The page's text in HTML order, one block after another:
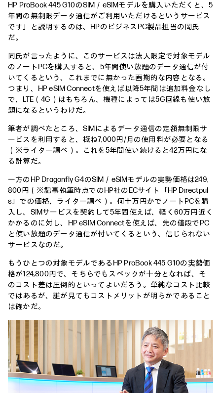
HP ProBook 445 G10のSIM／eSIMモデルを購入いただくと、5
年間の無制限データ通信がご利用いただけるというサービス
です」と説明するのは、HPのビジネスPC製品担当の岡氏
だ。
同氏が言ったように、このサービスは法人限定で対象モデル
のノートPCを購入すると、5年間使い放題のデータ通信が付
いてくるという、これまでに無かった画期的な内容となる。
つまり、HP eSIM Connectを使えば以降5年間は追加料金なし
で、LTE（4G）はもちろん、機種によっては5G回線も使い放
題になるというわけだ。
筆者が調べたところ、SIMによるデータ通信の定額無制限サ
ービスを利用すると、概ね7,000円/月の使用料が必要となる
（※ライター調べ）。これを5年間使い続けると42万円にな
る計算だ。
一方のHP Dragonfly G4のSIM／eSIMモデルの実勢価格は249,
800円（※記事執筆時点でのHP社のECサイト「HP Directpul
s」での価格、ライター調べ）。何十万円かでノートPCを購
入し、SIMサービスを契約して5年間使えば、軽く60万円近く
かかるのに対し、HP eSIM Connectを使えば、先の値段でPC
と使い放題のデータ通信が付いてくるという、信じられない
サービスなのだ。
もうひとつの対象モデルであるHP ProBook 445 G10の実勢価
格が124,800円で、そちらでもスペックが十分となれば、そ
のコスト差は圧倒的といってよいだろう。単純なコスト比較
ではあるが、誰が見てもコストメリットが明らかであること
は確かだ。